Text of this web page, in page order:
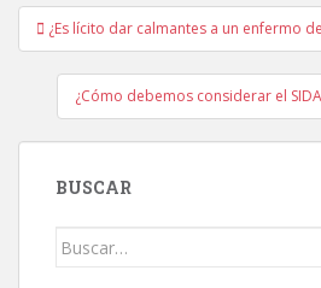
Navegación
de
entradas
¿Es lícito dar calmantes a un enfermo
¿Cómo debemos considerar el
BUSCAR
Buscar: